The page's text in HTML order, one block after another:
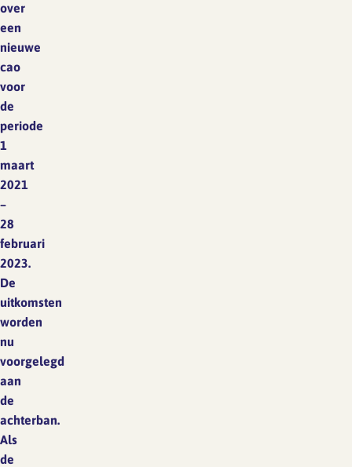
over
een
nieuwe
cao
voor
de
periode
1
maart
2021
–
28
februari
2023.
De
uitkomsten
worden
nu
voorgelegd
aan
de
achterban.
Als
de